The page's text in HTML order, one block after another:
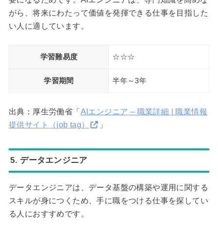
がら、将来にわたって価値を発揮できる仕事を目指した
い人に適しています。
学習難易度 ☆☆☆
学習期間 半年～3年
出典：厚生労働省「 AIエンジニア – 職業詳細 | 職業情報
提供サイト（job tag）
」
5. データエンジニア
データエンジニアは、データ基盤の構築や運用に関する
スキルが身につくため、手に職をつける仕事を探してい
る人におすすめです。